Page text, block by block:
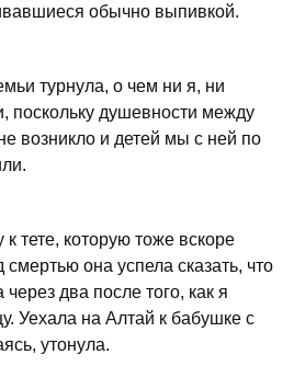
обычно выпивкой.
турнула, о чем ни я, ни
поскольку душевности между
возникло и детей мы с ней по
тете, которую тоже вскоре
она успела сказать, что
два после того, как я
Уехала на Алтай к бабушке с
утонула.